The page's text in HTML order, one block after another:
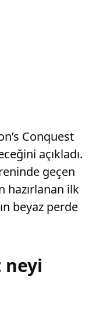
Conquest
açıkladı.
geçen
hazırlanan ilk
beyaz perde
neyi